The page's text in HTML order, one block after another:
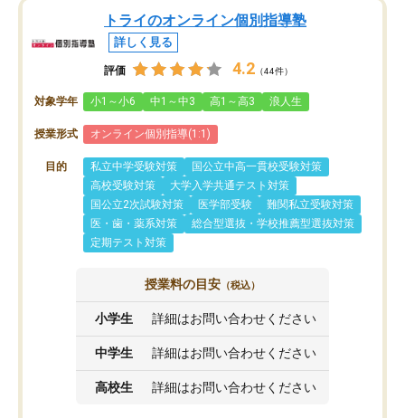
トライのオンライン個別指導塾
詳しく見る
評価 4.2 （44件）
対象学年 小1～小6 中1～中3 高1～高3 浪人生
授業形式 オンライン個別指導(1:1)
目的 私立中学受験対策
国公立中高一貫校受験対策
高校受験対策
大学入学共通テスト対策
国公立2次試験対策
医学部受験
難関私立受験対策
医・歯・薬系対策
総合型選抜・学校推薦型選抜対策
定期テスト対策
授業料の目安 （税込）
小学生 詳細はお問い合わせください
中学生 詳細はお問い合わせください
高校生 詳細はお問い合わせください